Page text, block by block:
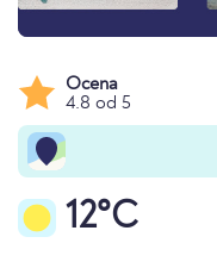
Ocena
4.8 od 5
12°C